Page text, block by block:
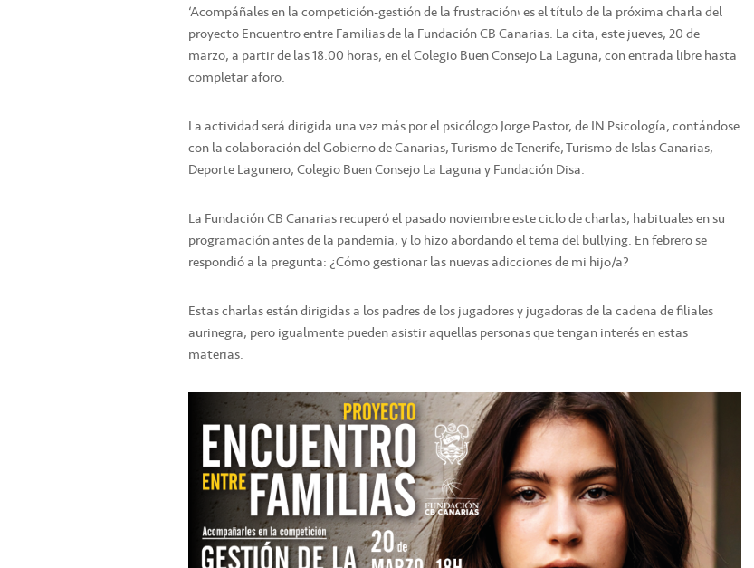
‘Acompáñales en la competición-gestión de la frustración’ es el título de la próxima charla del
proyecto Encuentro entre Familias de la Fundación CB Canarias. La cita, este jueves, 20 de
marzo, a partir de las 18.00 horas, en el Colegio Buen Consejo La Laguna, con entrada libre hasta
completar aforo.
La actividad será dirigida una vez más por el psicólogo Jorge Pastor, de IN Psicología, contándose
con la colaboración del Gobierno de Canarias, Turismo de Tenerife, Turismo de Islas Canarias,
Deporte Lagunero, Colegio Buen Consejo La Laguna y Fundación Disa.
La Fundación CB Canarias recuperó el pasado noviembre este ciclo de charlas, habituales en su
programación antes de la pandemia, y lo hizo abordando el tema del bullying. En febrero se
respondió a la pregunta: ¿Cómo gestionar las nuevas adicciones de mi hijo/a?
Estas charlas están dirigidas a los padres de los jugadores y jugadoras de la cadena de filiales
aurinegra, pero igualmente pueden asistir aquellas personas que tengan interés en estas
materias.